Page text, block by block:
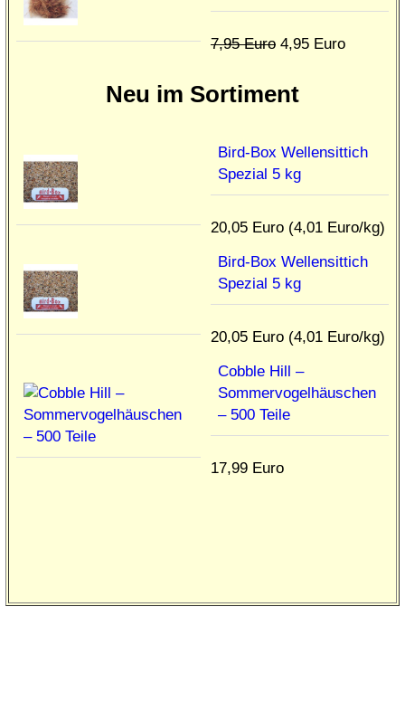
7,95 Euro 4,95 Euro
Neu im Sortiment
Bird-Box Wellensittich
Spezial 5 kg
20,05 Euro (4,01 Euro/kg)
Bird-Box Wellensittich
Spezial 5 kg
20,05 Euro (4,01 Euro/kg)
Cobble Hill –
Sommervogelhäuschen
– 500 Teile
17,99 Euro